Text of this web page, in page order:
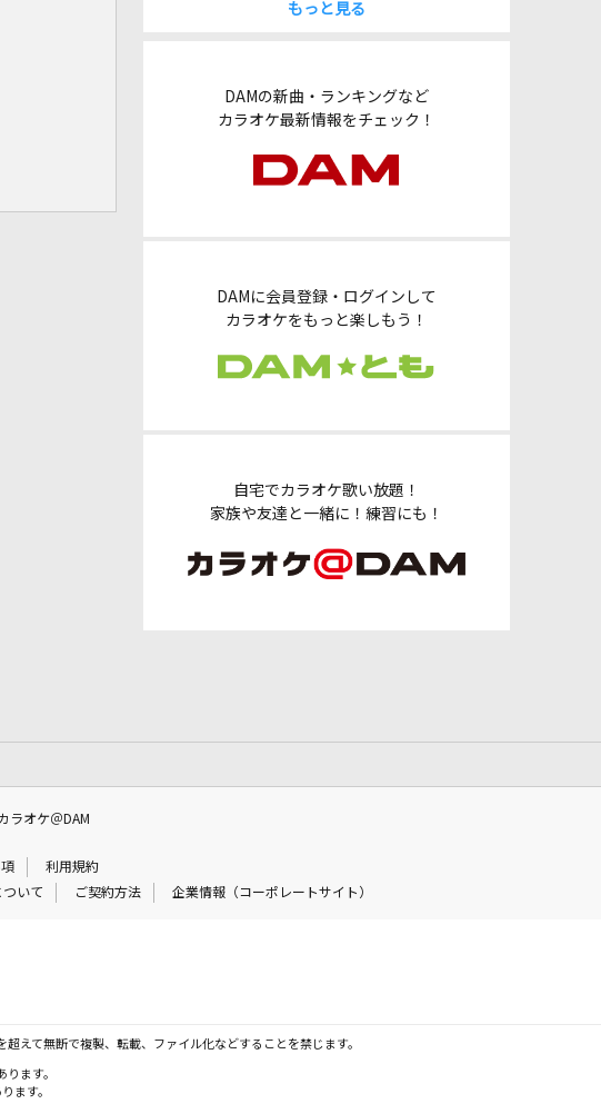
もっと見る
DAMの新曲・ランキングなど
カラオケ最新情報をチェック！
DAMに会員登録・ログインして
カラオケをもっと楽しもう！
自宅でカラオケ歌い放題！
家族や友達と一緒に！練習にも！
ラオケ＠DAM
利用規約
ついて ご契約方法 企業情報（コーポレートサイト）
えて無断で複製、転載、ファイル化などすることを禁じます。
ます。
ます。